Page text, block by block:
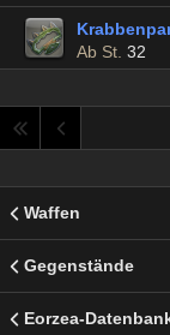
Ab St. 32
Waffen
Gegenstände
Eorzea-